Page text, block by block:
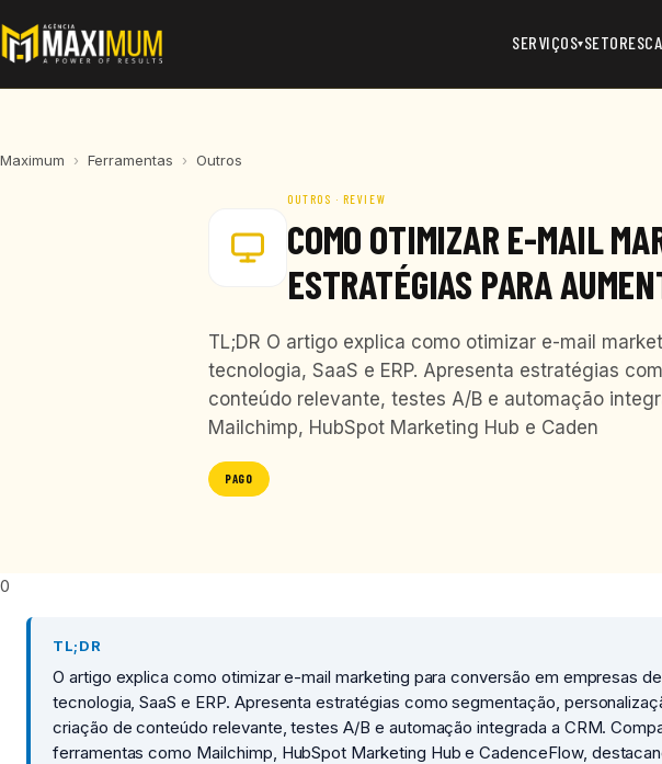
SERVIÇOS▾SETORES
Maximum › Ferramentas › Outros
OUTROS · REVIEW
COMO OTIMIZAR E-MAIL
ESTRATÉGIAS PARA
TL;DR O artigo explica como otimizar e-mail
tecnologia, SaaS e ERP. Apresenta estratégias
conteúdo relevante, testes A/B e automação
Mailchimp, HubSpot Marketing Hub e Caden
PAGO
0
TL;DR
O artigo explica como otimizar e-mail marketing para conversão em empresas de
tecnologia, SaaS e ERP. Apresenta estratégias como segmentação,
criação de conteúdo relevante, testes A/B e automação integrada a CRM.
ferramentas como Mailchimp, HubSpot Marketing Hub e CadenceFlow,